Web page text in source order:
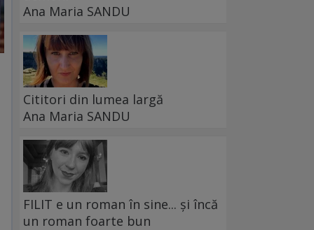
Ana Maria SANDU
Cititori din lumea largă
Ana Maria SANDU
FILIT e un roman în sine... și încă
un roman foarte bun